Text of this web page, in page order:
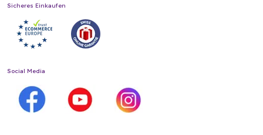
Sicheres Einkaufen
Social Media